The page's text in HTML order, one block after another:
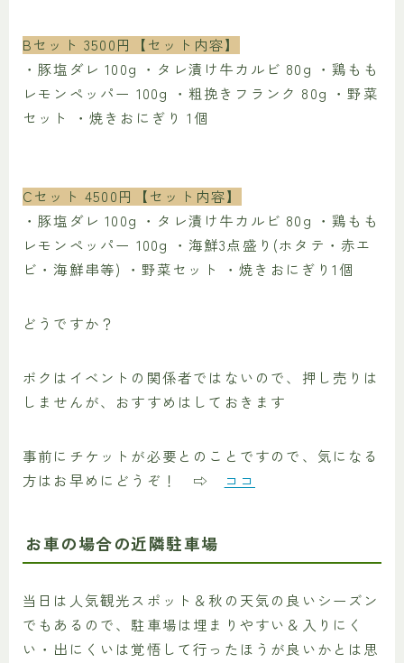
Bセット 3500円【セット内容】
・豚塩ダレ 100g ・タレ漬け牛カルビ 80g ・鶏もも
レモンペッパー 100g ・粗挽きフランク 80g ・野菜
セット ・焼きおにぎり 1個
Cセット 4500円【セット内容】
・豚塩ダレ 100g ・タレ漬け牛カルビ 80g ・鶏もも
レモンペッパー 100g ・海鮮3点盛り(ホタテ・赤エ
ビ・海鮮串等) ・野菜セット ・焼きおにぎり1個
どうですか？
ボクはイベントの関係者ではないので、押し売りは
しませんが、おすすめはしておきます
事前にチケットが必要とのことですので、気になる
方はお早めにどうぞ！ ⇨
ココ
お車の場合の近隣駐車場
当日は人気観光スポット＆秋の天気の良いシーズン
でもあるので、駐車場は埋まりやすい＆入りにく
い・出にくいは覚悟して行ったほうが良いかとは思